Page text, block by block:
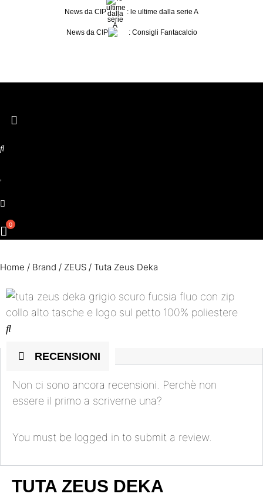
News da CIP : le ultime dalla serie A
News da CIP : Consigli Fantacalcio
Home / Brand / ZEUS / Tuta Zeus Deka
RECENSIONI
Non ci sono ancora recensioni. Perchè non
essere il primo a scriverne una?
You must be logged in to submit a review.
TUTA ZEUS DEKA